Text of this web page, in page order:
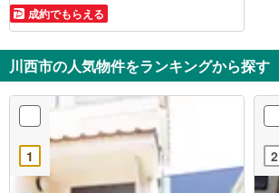
成約でもらえる
川西市の人気物件をランキングから探す
1 2